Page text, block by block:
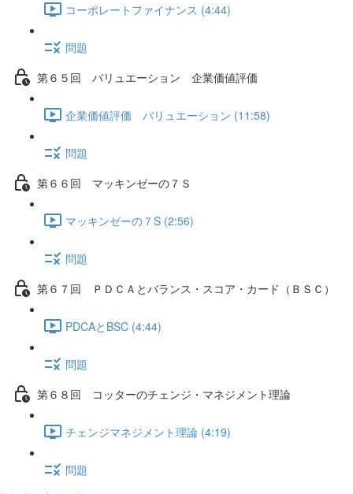
コーポレートファイナンス (4:44)
問題
第６５回 バリュエーション 企業価値評価
企業価値評価 バリュエーション (11:58)
問題
第６６回 マッキンゼーの７Ｓ
マッキンゼーの７S (2:56)
問題
第６７回 ＰＤＣＡとバランス・スコア・カード（ＢＳＣ）
PDCAとBSC (4:44)
問題
第６８回 コッターのチェンジ・マネジメント理論
チェンジマネジメント理論 (4:19)
問題